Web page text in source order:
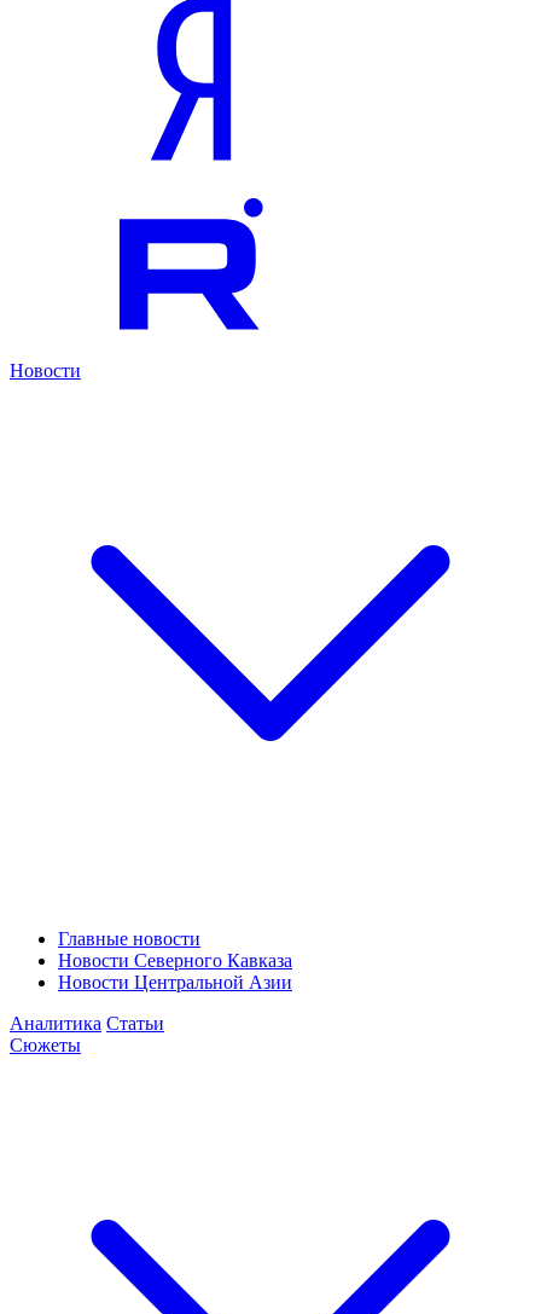
Новости
Главные новости
Новости Северного Кавказа
Новости Центральной Азии
Аналитика Статьи
Сюжеты